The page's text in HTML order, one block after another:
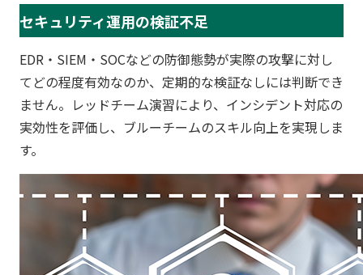
セキュリティ運用の検証不足
EDR・SIEM・SOCなどの防御態勢が実際の攻撃に対し
てどの程度有効なのか、定期的な検証なしには判断でき
ません。レッドチーム演習により、インシデント対応の
実効性を評価し、ブルーチームのスキル向上を実現しま
す。